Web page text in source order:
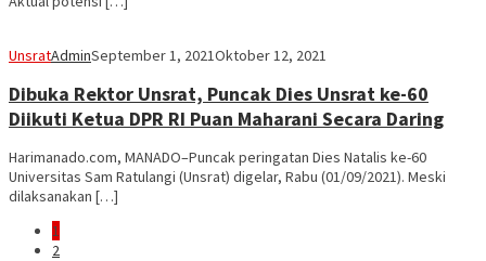
UnsratAdminSeptember 1, 2021Oktober 12, 2021
Dibuka Rektor Unsrat, Puncak Dies Unsrat ke-60
Diikuti Ketua DPR RI Puan Maharani Secara Daring
Harimanado.com, MANADO–Puncak peringatan Dies Natalis ke-60
Universitas Sam Ratulangi (Unsrat) digelar, Rabu (01/09/2021). Meski
dilaksanakan […]
1
2